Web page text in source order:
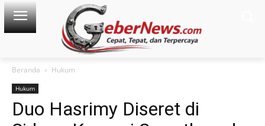
Beranda Hukum
Hukum
Duo Hasrimy Diseret di